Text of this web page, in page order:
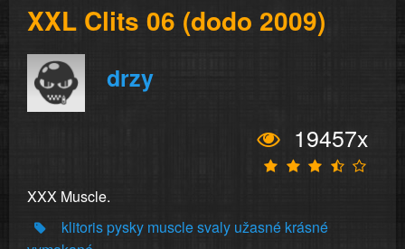
XXL Clits 06 (dodo 2009)
drzy
19457x
XXX Muscle.
klitorispysky musclesvaly užasné krásné